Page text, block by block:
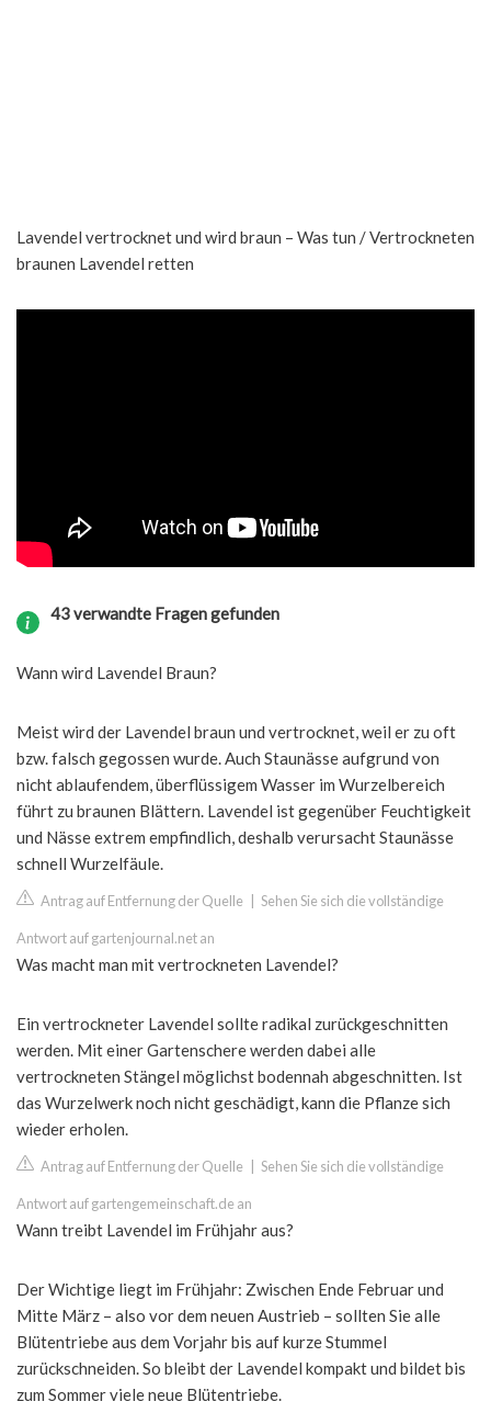
Lavendel vertrocknet und wird braun – Was tun / Vertrockneten
braunen Lavendel retten
43 verwandte Fragen gefunden
Wann wird Lavendel Braun?
Meist wird der Lavendel braun und vertrocknet, weil er zu oft
bzw. falsch gegossen wurde. Auch Staunässe aufgrund von
nicht ablaufendem, überflüssigem Wasser im Wurzelbereich
führt zu braunen Blättern. Lavendel ist gegenüber Feuchtigkeit
und Nässe extrem empfindlich, deshalb verursacht Staunässe
schnell Wurzelfäule.
Antrag auf Entfernung der Quelle Sehen Sie sich die vollständige
Antwort auf gartenjournal.net an
Was macht man mit vertrockneten Lavendel?
Ein vertrockneter Lavendel sollte radikal zurückgeschnitten
werden. Mit einer Gartenschere werden dabei alle
vertrockneten Stängel möglichst bodennah abgeschnitten. Ist
das Wurzelwerk noch nicht geschädigt, kann die Pflanze sich
wieder erholen.
Antrag auf Entfernung der Quelle Sehen Sie sich die vollständige
Antwort auf gartengemeinschaft.de an
Wann treibt Lavendel im Frühjahr aus?
Der Wichtige liegt im Frühjahr: Zwischen Ende Februar und
Mitte März – also vor dem neuen Austrieb – sollten Sie alle
Blütentriebe aus dem Vorjahr bis auf kurze Stummel
zurückschneiden. So bleibt der Lavendel kompakt und bildet bis
zum Sommer viele neue Blütentriebe.